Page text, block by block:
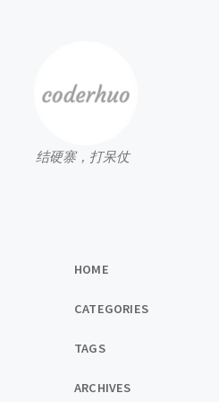
结硬寨，打呆仗
HOME
CATEGORIES
TAGS
ARCHIVES